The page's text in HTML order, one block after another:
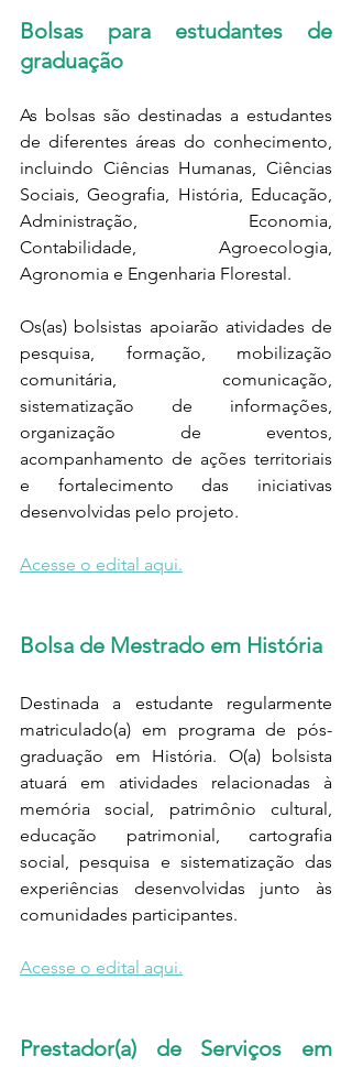
Bolsas para estudantes de
graduação
As bolsas são destinadas a estudantes
de diferentes áreas do conhecimento,
incluindo Ciências Humanas, Ciências
Sociais, Geografia, História, Educação,
Administração, Economia,
Contabilidade, Agroecologia,
Agronomia e Engenharia Florestal.
Os(as) bolsistas apoiarão atividades de
pesquisa, formação, mobilização
comunitária, comunicação,
sistematização de informações,
organização de eventos,
acompanhamento de ações territoriais
e fortalecimento das iniciativas
desenvolvidas pelo projeto.
Acesse o edital aqui.
Bolsa de Mestrado em História
Destinada a estudante regularmente
matriculado(a) em programa de pós-
graduação em História. O(a) bolsista
atuará em atividades relacionadas à
memória social, patrimônio cultural,
educação patrimonial, cartografia
social, pesquisa e sistematização das
experiências desenvolvidas junto às
comunidades participantes.
Acesse o edital aqui.
Prestador(a) de Serviços em